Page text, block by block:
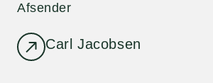
Afsender
Carl Jacobsen